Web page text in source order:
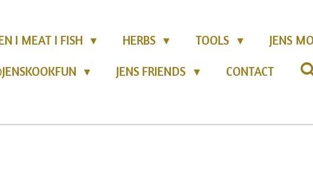
I MEAT I FISH HERBS TOOLS JENS
JENS FRIENDS CONTACT